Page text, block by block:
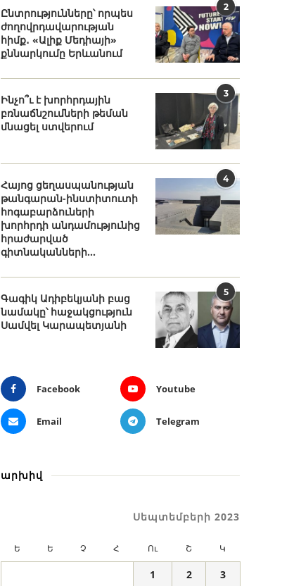
2
Ընտրությունները՝ որպես
ժողովրդավարության
հիմք․ «Ալիք Մեդիայի»
քննարկումը Երևանում
3
Ինչո՞ւ է խորհրդային
բռնաճնշումների թեման
մնացել ստվերում
4
Հայոց ցեղասպանության
թանգարան-ինստիտուտի
հոգաբարձուների
խորհրդի անդամությունից
հրաժարված
գիտնականների...
5
Գագիկ Ադիբեկյանի բաց
նամակը՝ հաջակցություն
Սամվել Կարապետյանի
Facebook Youtube
Email Telegram
արխիվ
Սեպտեմբերի 2023
Ե Ե Չ Հ Ու Շ Կ
1 2
3